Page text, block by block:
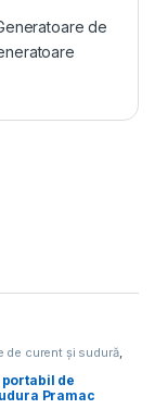
de
de curent și sudură,
de
Pramac